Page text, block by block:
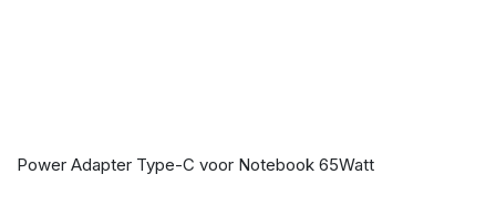
Power Adapter Type-C voor Notebook 65Watt